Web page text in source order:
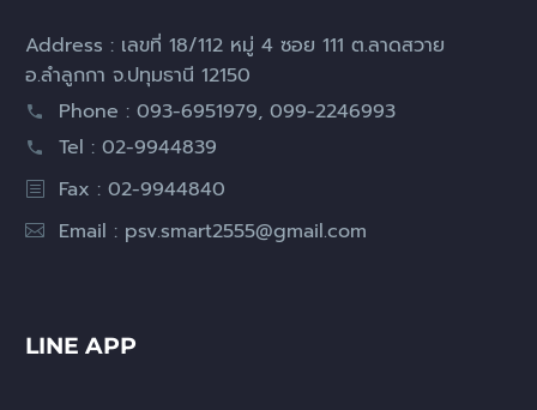
Address : เลขที่ 18/112 หมู่ 4 ซอย 111 ต.ลาดสวาย
อ.ลำลูกกา จ.ปทุมธานี 12150
Phone : 093-6951979, 099-2246993
Tel : 02-9944839
Fax : 02-9944840
Email : psv.smart2555@gmail.com
LINE APP